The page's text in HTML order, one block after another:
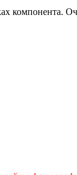
компонента.